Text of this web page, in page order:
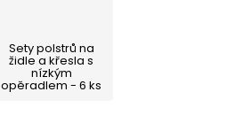
Sety polstrů na
židle a křesla s
nízkým
opěradlem - 6 ks